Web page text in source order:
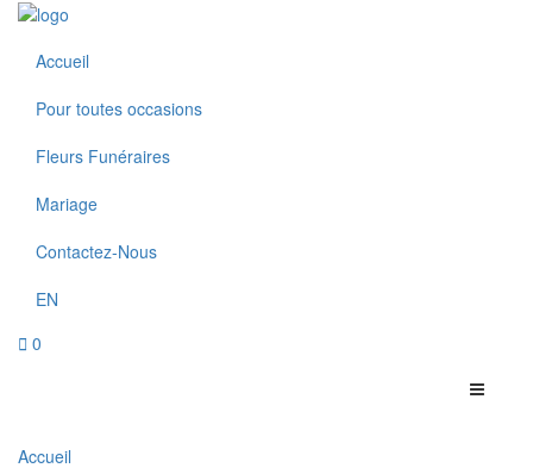
Accueil
Pour toutes occasions
Fleurs Funéraires
Mariage
Contactez-Nous
EN
0
Accueil